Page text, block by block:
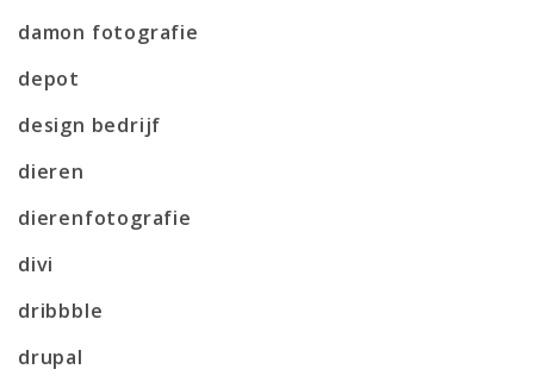
damon fotografie
depot
design bedrijf
dieren
dierenfotografie
divi
dribbble
drupal